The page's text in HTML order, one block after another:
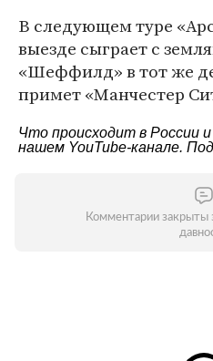
В следующем туре
выезде сыграет с
«Шеффилд» в тот же
примет «Манчестер
Что происходит в России
нашем YouTube-канале.
Комментарии закрыты